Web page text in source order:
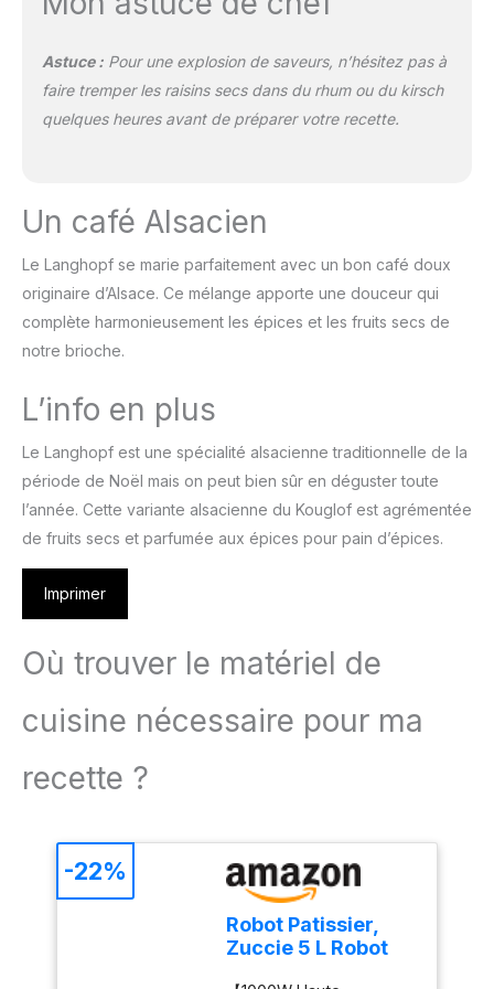
Astuce :Pour une explosion de saveurs, n’hésitez pas à
faire tremper les raisins secs dans du rhum ou du kirsch
quelques heures avant de préparer votre recette.
Un café Alsacien
Le Langhopf se marie parfaitement avec un bon café doux
originaire d’Alsace. Ce mélange apporte une douceur qui
complète harmonieusement les épices et les fruits secs de
notre brioche.
L’info en plus
Le Langhopf est une spécialité alsacienne traditionnelle de la
période de Noël mais on peut bien sûr en déguster toute
l’année. Cette variante alsacienne du Kouglof est agrémentée
de fruits secs et parfumée aux épices pour pain d’épices.
Imprimer
Où trouver le matériel de
cuisine nécessaire pour ma
recette ?
Robot Patissier,
Zuccie 5 L Robot
-22%